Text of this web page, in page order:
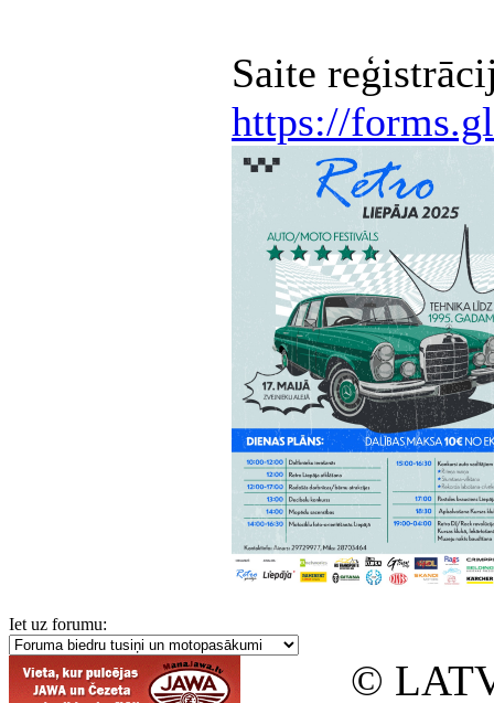
Saite
https://
Iet uz forumu:
©